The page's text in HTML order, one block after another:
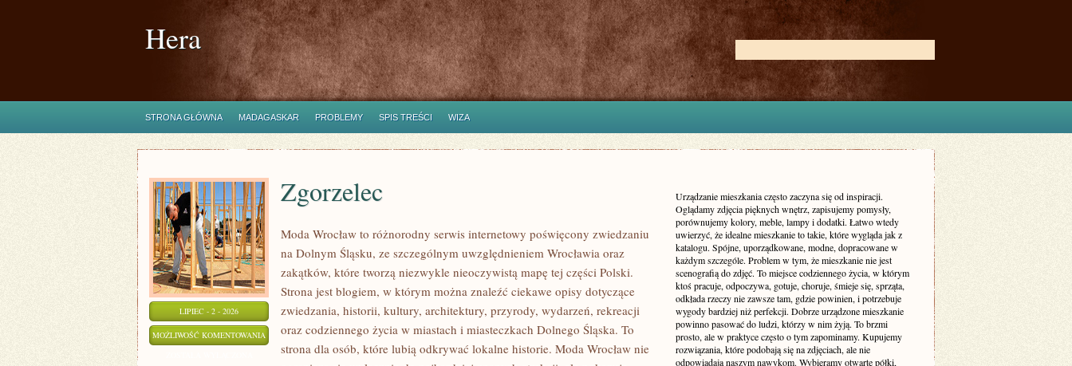
Hera
STRONA GŁÓWNA MADAGASKAR PROBLEMY SPIS TREŚCI WIZA
LIPIEC - 2 - 2026
MOŻLIWOŚĆ KOMENTOWANIA ZGORZELEC
Zgorzelec
Moda Wrocław to różnorodny serwis internetowy poświęcony zwiedzaniu
na Dolnym Śląsku, ze szczególnym uwzględnieniem Wrocławia oraz
zakątków, które tworzą niezwykle nieoczywistą mapę tej części Polski.
Strona jest blogiem, w którym można znaleźć ciekawe opisy dotyczące
zwiedzania, historii, kultury, architektury, przyrody, wydarzeń, rekreacji
oraz codziennego życia w miastach i miasteczkach Dolnego Śląska. To
strona dla osób, które lubią odkrywać lokalne historie. Moda Wrocław nie
Urządzanie mieszkania często zaczyna się od inspiracji.
Oglądamy zdjęcia pięknych wnętrz, zapisujemy pomysły,
porównujemy kolory, meble, lampy i dodatki. Łatwo wtedy
uwierzyć, że idealne mieszkanie to takie, które wygląda jak z
katalogu. Spójne, uporządkowane, modne, dopracowane w
każdym szczególe. Problem w tym, że mieszkanie nie jest
scenografią do zdjęć. To miejsce codziennego życia, w którym
ktoś pracuje, odpoczywa, gotuje, choruje, śmieje się, sprząta,
odkłada rzeczy nie zawsze tam, gdzie powinien, i potrzebuje
wygody bardziej niż perfekcji. Dobrze urządzone mieszkanie
powinno pasować do ludzi, którzy w nim żyją. To brzmi
prosto, ale w praktyce często o tym zapominamy. Kupujemy
rozwiązania, które podobają się na zdjęciach, ale nie
odpowiadają naszym nawykom. Wybieramy otwarte półki,